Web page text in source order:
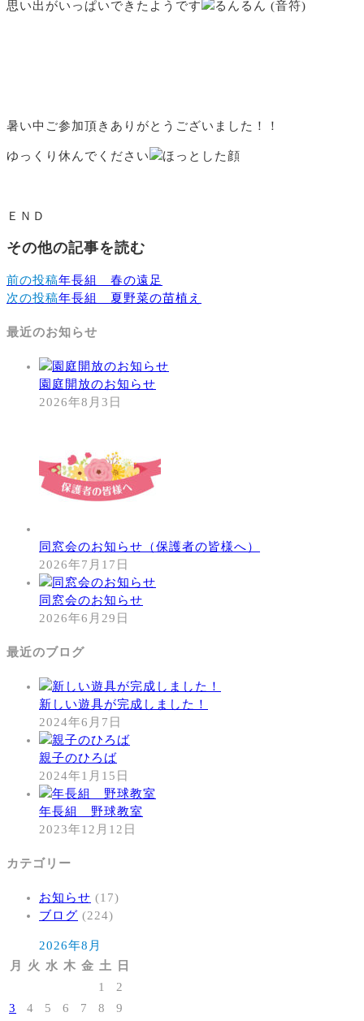
思い出がいっぱいできたようです
暑い中ご参加頂きありがとうございました！！
ゆっくり休んでください
ＥＮＤ
その他の記事を読む
前の投稿年長組 春の遠足
次の投稿年長組 夏野菜の苗植え
最近のお知らせ
園庭開放のお知らせ
2026年8月3日
同窓会のお知らせ（保護者の皆様へ）
2026年7月17日
同窓会のお知らせ
2026年6月29日
最近のブログ
新しい遊具が完成しました！
2024年6月7日
親子のひろば
2024年1月15日
年長組 野球教室
2023年12月12日
カテゴリー
お知らせ (17)
ブログ (224)
2026年8月
月
火 水 木 金 土
日
1
2
3
4 5 6 7 8
9